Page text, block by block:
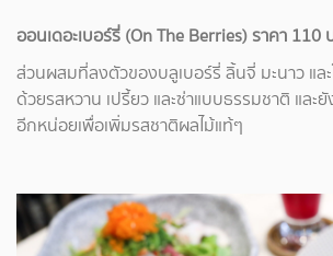
ออนเดอะเบอร์รี่ (On The Berries) ราคา 110
ส่วนผสมที่ลงตัวของบลูเบอร์รี่ ลิ้นจี่ มะนาว แล
ด้วยรสหวาน เปรี้ยว และซ่าแบบธรรมชาติ และยั
อีกหน่อยเพื่อเพิ่มรสชาติผลไม้แท้ๆ